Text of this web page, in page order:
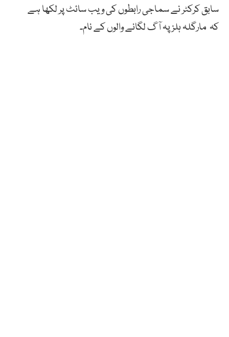
سابق کرکٹر نے سماجی رابطوں کی ویب سائٹ پر لکھا ہے
کہ ‏مارگلہ ہلز پہ آ گ لگانے والوں کے نام۔